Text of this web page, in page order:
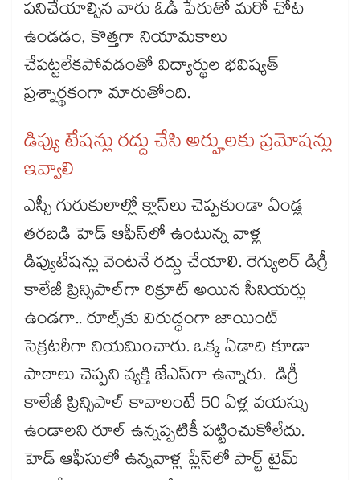
పనిచేయాల్సిన వారు ఓడీ పేరుతో మరో చోట
ఉండడం, కొత్తగా నియామకాలు
చేపట్టలేకపోవడంతో విద్యార్థుల భవిష్యత్‌‌‌‌‌‌‌‌‌‌‌‌‌‌‌‌‌‌‌‌‌‌‌‌‌‌‌‌‌‌‌‌
ప్రశ్నార్థకంగా మారుతోంది.
డిప్యు టేషన్లు రద్దు చేసి అర్హులకు ప్రమోషన్లు
ఇవ్వాలి
ఎస్సీ గురుకులాల్లో క్లాస్‌‌‌‌‌‌‌‌‌‌‌‌‌‌‌‌‌‌‌‌‌‌‌‌‌‌‌‌‌‌‌‌లు చెప్పకుండా ఏండ్ల
తరబడి హెడ్ ఆఫీస్‌‌‌‌‌‌‌‌‌‌‌‌‌‌‌‌‌‌‌‌‌‌‌‌‌‌‌‌‌‌‌‌లో ఉంటున్న వాళ్ల
డిప్యుటేషన్లు వెంటనే రద్దు చేయాలి. రెగ్యులర్ డిగ్రీ
కాలేజీ ప్రిన్సిపాల్‌‌‌‌‌‌‌‌‌‌‌‌‌‌‌‌‌‌‌‌‌‌‌‌‌‌‌‌‌‌‌‌గా రిక్రూట్‌‌‌‌‌‌‌‌‌‌‌‌‌‌‌‌‌‌‌‌‌‌‌‌‌‌‌‌‌‌‌‌ అయిన సీనియర్లు
ఉండగా.. రూల్స్‌‌‌‌‌‌‌‌‌‌‌‌‌‌‌‌‌‌‌‌‌‌‌‌‌‌‌‌‌‌‌‌కు విరుద్ధంగా జాయింట్
సెక్రటరీగా నియమించారు. ఒక్క ఏడాది కూడా
పాఠాలు చెప్పని వ్యక్తి జేఎస్‌‌‌‌‌‌‌‌‌‌‌‌‌‌‌‌‌‌‌‌‌‌‌‌‌‌‌‌‌‌‌‌గా ఉన్నారు. డిగ్రీ
కాలేజీ ప్రిన్సిపాల్ కావాలంటే 50 ఏళ్ల వయస్సు
ఉండాలని రూల్‌‌‌‌‌‌‌‌‌‌‌‌‌‌‌‌‌‌‌‌‌‌‌‌‌‌‌‌‌‌‌‌ ఉన్నప్పటికీ పట్టించుకోలేదు.
హెడ్‌‌‌‌‌‌‌‌‌‌‌‌‌‌‌‌‌‌‌‌‌‌‌‌‌‌‌‌‌‌‌‌ ఆఫీసులో ఉన్నవాళ్ల ప్లేస్‌‌‌‌‌‌‌‌‌‌‌‌‌‌‌‌‌‌‌‌‌‌‌‌‌‌‌‌‌‌‌‌లో పార్ట్ టైమ్